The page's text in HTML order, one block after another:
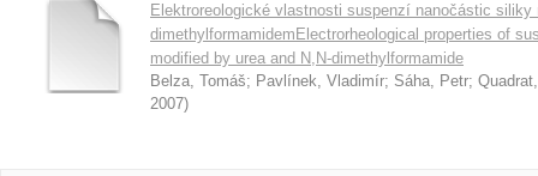
Elektroreologické vlastnosti suspenzí nanočástic siliky
dimethylformamidemElectrorheological properties of
modified by urea and N,N-dimethylformamide
Belza, Tomáš; Pavlínek, Vladimír; Sáha, Petr;
2007)